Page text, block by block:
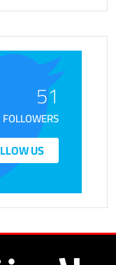
51
FOLLOWERS
US